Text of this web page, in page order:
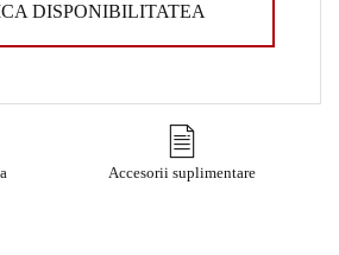
DISPONIBILITATEA
Accesorii suplimentare